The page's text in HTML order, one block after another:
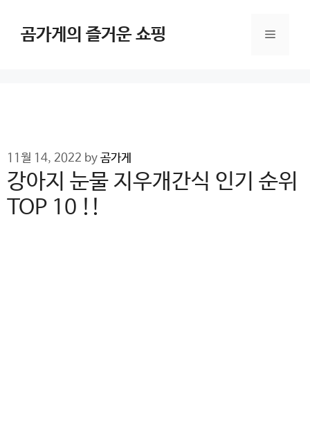
content곰가게의 즐거운 쇼핑 Menu
11월 14, 2022 by 곰가게
강아지 눈물 지우개간식 인기 순위
TOP 10 !!